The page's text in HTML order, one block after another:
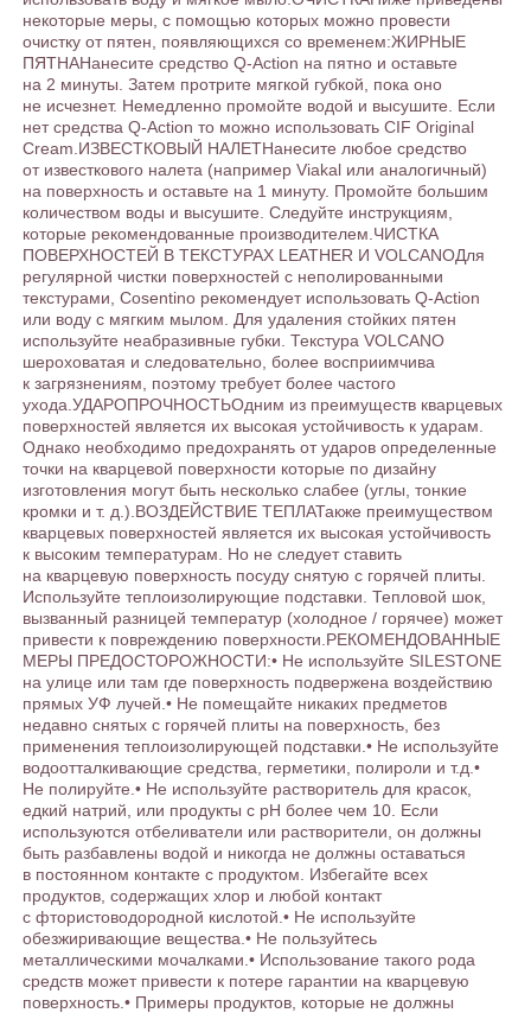
некоторые меры, с помощью которых можно провести
очистку от пятен, появляющихся со временем:ЖИРНЫЕ
ПЯТНАНанесите средство Q-Action на пятно и оставьте
на 2 минуты. Затем протрите мягкой губкой, пока оно
не исчезнет. Немедленно промойте водой и высушите. Если
нет средства Q-Action то можно использовать CIF Original
Cream.ИЗВЕСТКОВЫЙ НАЛЕТНанесите любое средство
от известкового налета (например Viakal или аналогичный)
на поверхность и оставьте на 1 минуту. Промойте большим
количеством воды и высушите. Следуйте инструкциям,
которые рекомендованные производителем.ЧИСТКА
ПОВЕРХНОСТЕЙ В ТЕКСТУРАХ LEATHER И VOLCANOДля
регулярной чистки поверхностей с неполированными
текстурами, Cosentino рекомендует использовать Q-Action
или воду с мягким мылом. Для удаления стойких пятен
используйте неабразивные губки. Текстура VOLCANO
шероховатая и следовательно, более восприимчива
к загрязнениям, поэтому требует более частого
ухода.УДАРОПРОЧНОСТЬОдним из преимуществ кварцевых
поверхностей является их высокая устойчивость к ударам.
Однако необходимо предохранять от ударов определенные
точки на кварцевой поверхности которые по дизайну
изготовления могут быть несколько слабее (углы, тонкие
кромки и т. д.).ВОЗДЕЙСТВИЕ ТЕПЛАТакже преимуществом
кварцевых поверхностей является их высокая устойчивость
к высоким температурам. Но не следует ставить
на кварцевую поверхность посуду снятую с горячей плиты.
Используйте теплоизолирующие подставки. Тепловой шок,
вызванный разницей температур (холодное / горячее) может
привести к повреждению поверхности.РЕКОМЕНДОВАННЫЕ
МЕРЫ ПРЕДОСТОРОЖНОСТИ:• Не используйте SILESTONE
на улице или там где поверхность подвержена воздействию
прямых УФ лучей.• Не помещайте никаких предметов
недавно снятых с горячей плиты на поверхность, без
применения теплоизолирующей подставки.• Не используйте
водоотталкивающие средства, герметики, полироли и т.д.•
Не полируйте.• Не используйте растворитель для красок,
едкий натрий, или продукты с рН более чем 10. Если
используются отбеливатели или растворители, он должны
быть разбавлены водой и никогда не должны оставаться
в постоянном контакте с продуктом. Избегайте всех
продуктов, содержащих хлор и любой контакт
с фтористоводородной кислотой.• Не используйте
обезжиривающие вещества.• Не пользуйтесь
металлическими мочалками.• Использование такого рода
средств может привести к потере гарантии на кварцевую
поверхность.• Примеры продуктов, которые не должны